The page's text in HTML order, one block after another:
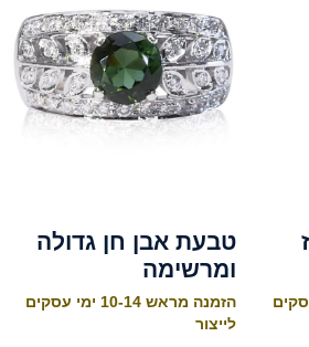
14 ימי עסקים
טבעת אבן חן גדולה
ומרשימה
הזמנה מראש 10-14 ימי עסקים
לייצור